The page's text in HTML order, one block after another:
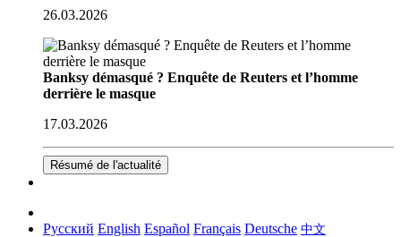
26.03.2026
Banksy démasqué ? Enquête de Reuters et l’homme
derrière le masque
17.03.2026
Résumé de l'actualité
Русский English Español Français Deutsche 中文